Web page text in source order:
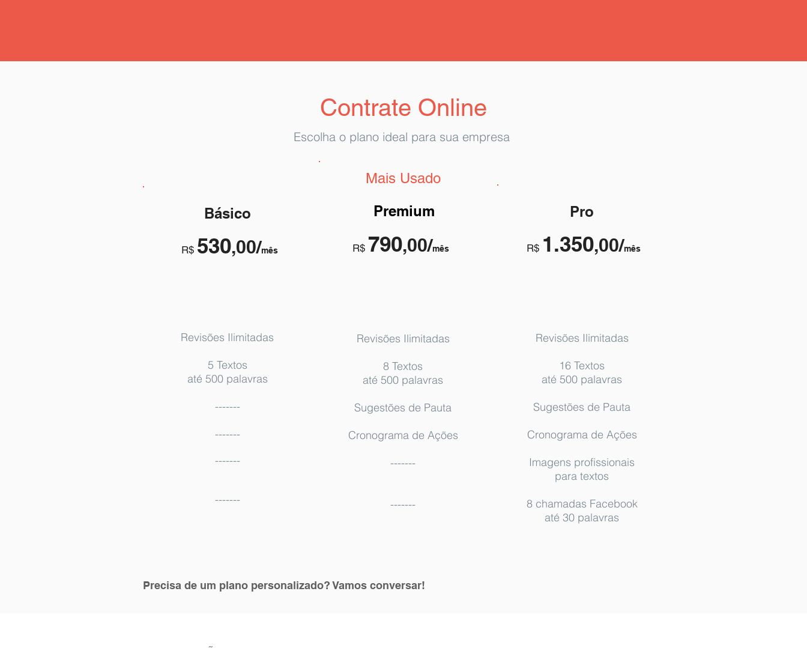
Contrate Online
Escolha o plano ideal para sua empresa
Básico
R$ 530,00/mês
Revisões Ilimitadas
5 Textos
até 500 palavras
-------
-------
-------
-------
Mais Usado
Premium
R$ 790,00/mês
Revisões Ilimitadas
8 Textos
até 500 palavras
Sugestões de Pauta
Cronograma de Ações
-------
-------
Pro
R$ 1.350,00/mês
Revisões Ilimitadas
16 Textos
até 500 palavras
Sugestões de Pauta
Cronograma de Ações
Imagens profissionais
para textos
8 chamadas Facebook
até 30 palavras
Precisa de um plano personalizado? Vamos conversar!